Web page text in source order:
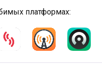
платформах: